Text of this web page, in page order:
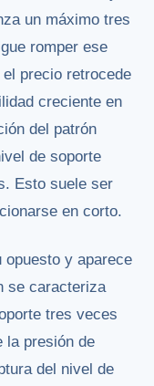
un máximo tres
romper ese
precio retrocede
creciente en
del patrón
de soporte
Esto suele ser
en corto.
opuesto y aparece
se caracteriza
tres veces
la presión de
del nivel de